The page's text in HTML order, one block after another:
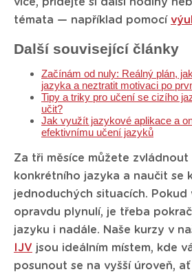
témata — například pomocí
Další související články
Začínám od nuly: Reálný plán,
jazyka a neztratit motivaci po
Tipy a triky pro učení se cizího
učit?
Jak využít jazykové aplikace a
efektivnímu učení jazyků
Za tři měsíce můžete zvládnout
konkrétního jazyka a naučit se
jednoduchých situacích. Pokud
opravdu plynulí, je třeba
jazyku i nadále. Naše kurzy v
IJV jsou ideálním místem, kde
posunout se na vyšší úroveň,